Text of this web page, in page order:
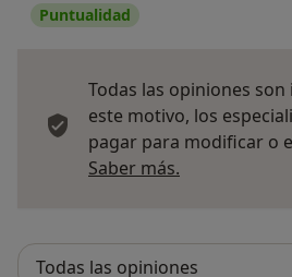
Puntualidad
Todas las opiniones
este motivo, los
pagar para modificar o
Saber más.